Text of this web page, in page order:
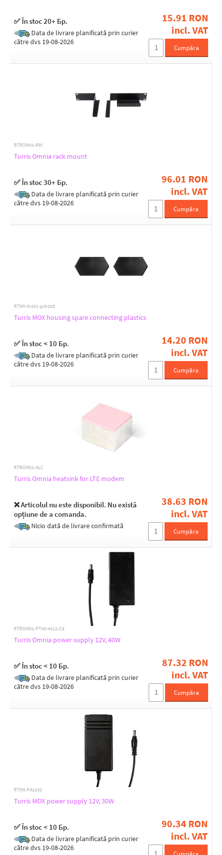
✅ În stoc 20+ Бр.
Data de livrare planificată prin curier
către dvs 19-08-2026
15.91 RON
incl. VAT
Cumpăra
RTROM01-RM
Turris Omnia rack mount
✅ În stoc 30+ Бр.
Data de livrare planificată prin curier
către dvs 19-08-2026
96.01 RON
incl. VAT
Cumpăra
RTMX-N-001-prt-005
Turris MOX housing spare connecting plastics
✅ În stoc < 10 Бр.
Data de livrare planificată prin curier
către dvs 19-08-2026
14.20 RON
incl. VAT
Cumpăra
RTROM01-ALC
Turris Omnia heatsink for LTE modem
❌ Articolul nu este disponibil. Nu există
opțiune de a comanda.
Nicio dată de livrare confirmată
38.63 RON
incl. VAT
Cumpăra
RTROM01-PT45-4012-C8
Turris Omnia power supply 12V, 40W
✅ În stoc < 10 Бр.
Data de livrare planificată prin curier
către dvs 19-08-2026
87.32 RON
incl. VAT
Cumpăra
RTMX-PA1030
Turris MOX power supply 12V, 30W
✅ În stoc < 10 Бр.
Data de livrare planificată prin curier
către dvs 19-08-2026
90.34 RON
incl. VAT